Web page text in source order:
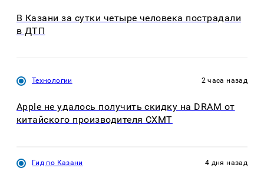
В Казани за сутки четыре человека пострадали
в ДТП
Технологии 2 часа назад
Apple не удалось получить скидку на DRAM от
китайского производителя CXMT
Гид по Казани 4 дня назад